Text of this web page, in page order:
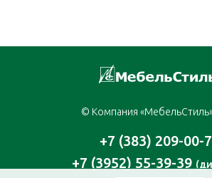
© Компания
+7 (383) 209-00-
+7 (3952) 55-39-39